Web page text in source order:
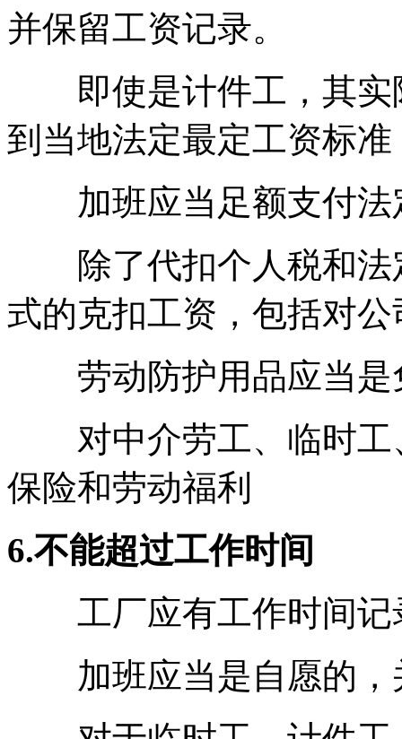
并保留工资记录。
即使是计件工，其实
到当地法定最定工资标准
加班应当足额支付法
除了代扣个人税和法
式的克扣工资，包括对
劳动防护用品应当是
对中介劳工、临时工
保险和劳动福利
6.不能超过工作时间
工厂应有工作时间记
加班应当是自愿的，